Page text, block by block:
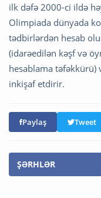
ilk dəfə 2000-ci ildə
Olimpiada dünyada
tədbirlərdən hesab
(idarəedilən kəşf və
hesablama təfəkkürü)
inkişaf etdirir.
Paylaş Tweet
ŞƏRHLƏR